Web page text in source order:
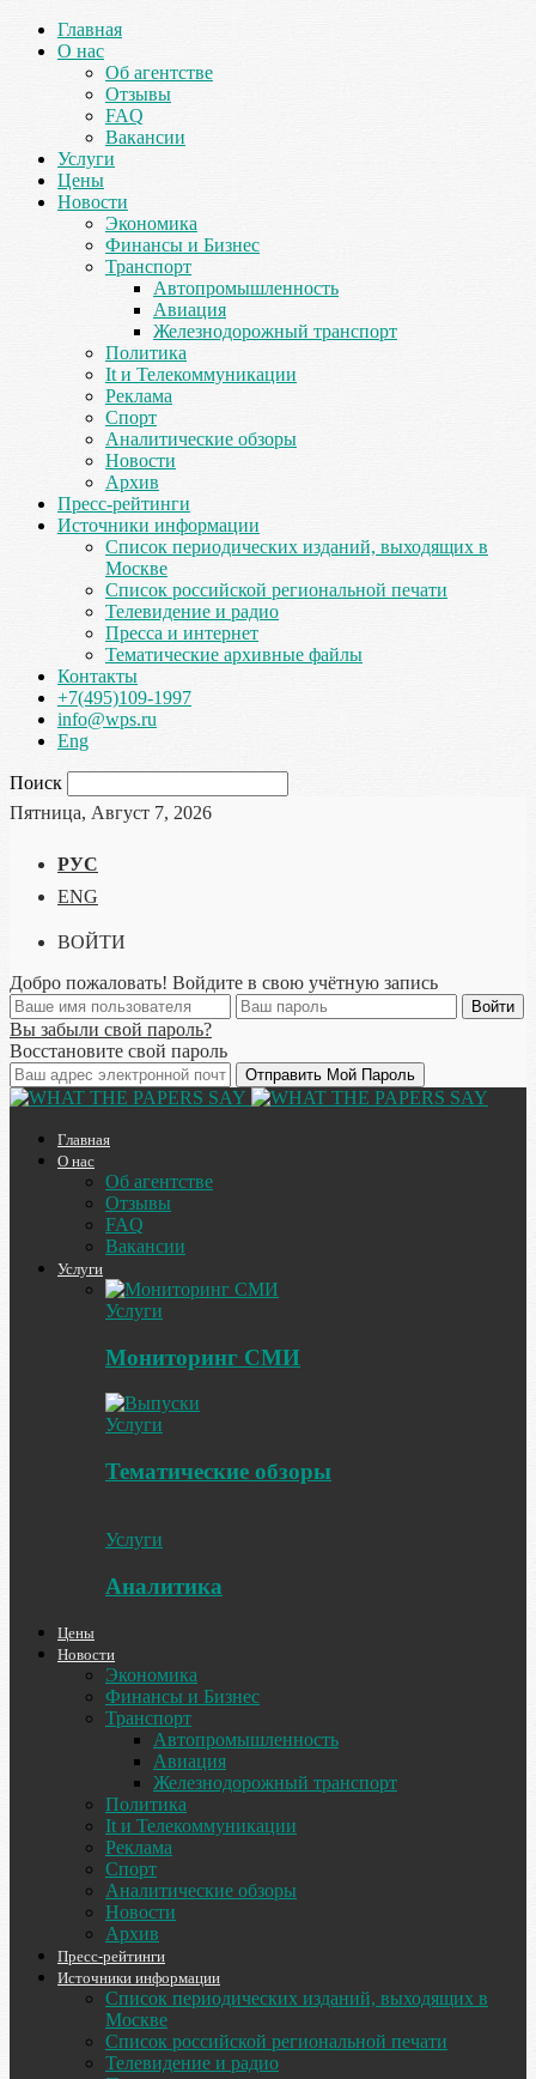
Главная
О нас
Об агентстве
Отзывы
FAQ
Вакансии
Услуги
Цены
Новости
Экономика
Финансы и Бизнес
Транспорт
Автопромышленность
Авиация
Железнодорожный транспорт
Политика
It и Телекоммуникации
Реклама
Спорт
Аналитические обзоры
Новости
Архив
Пресс-рейтинги
Источники информации
Список периодических изданий, выходящих в
Москве
Список российской региональной печати
Телевидение и радио
Пресса и интернет
Тематические архивные файлы
Контакты
+7(495)109-1997
info@wps.ru
Eng
Поиск
Пятница, Август 7, 2026
РУС
ENG
ВОЙТИ
Добро пожаловать! Войдите в свою учётную запись
Вы забыли свой пароль?
Восстановите свой пароль
Главная
О нас
Об агентстве
Отзывы
FAQ
Вакансии
Услуги
Услуги
Мониторинг СМИ
Услуги
Тематические обзоры
Услуги
Аналитика
Цены
Новости
Экономика
Финансы и Бизнес
Транспорт
Автопромышленность
Авиация
Железнодорожный транспорт
Политика
It и Телекоммуникации
Реклама
Спорт
Аналитические обзоры
Новости
Архив
Пресс-рейтинги
Источники информации
Список периодических изданий, выходящих в
Москве
Список российской региональной печати
Телевидение и радио